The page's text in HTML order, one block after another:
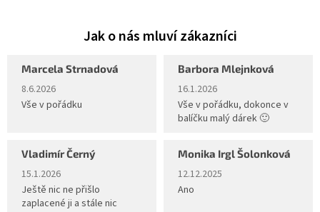
Marcela Strnadová
Hodnocení obchodu je 5 z 5 hvězdiček.
8.6.2026
Vše v pořádku
Barbora Mlejnková
Hodnocení obchodu je 5 z 5
16.1.2026
Vše v pořádku, dokonce v
balíčku malý dárek 🙂
Vladimír Černý
Hodnocení obchodu je 5 z 5 hvězdiček.
15.1.2026
Ještě nic ne přišlo
zaplacené ji a stále nic
Monika Irgl Šolonková
Hodnocení obchodu je 5 z 5
12.12.2025
Ano